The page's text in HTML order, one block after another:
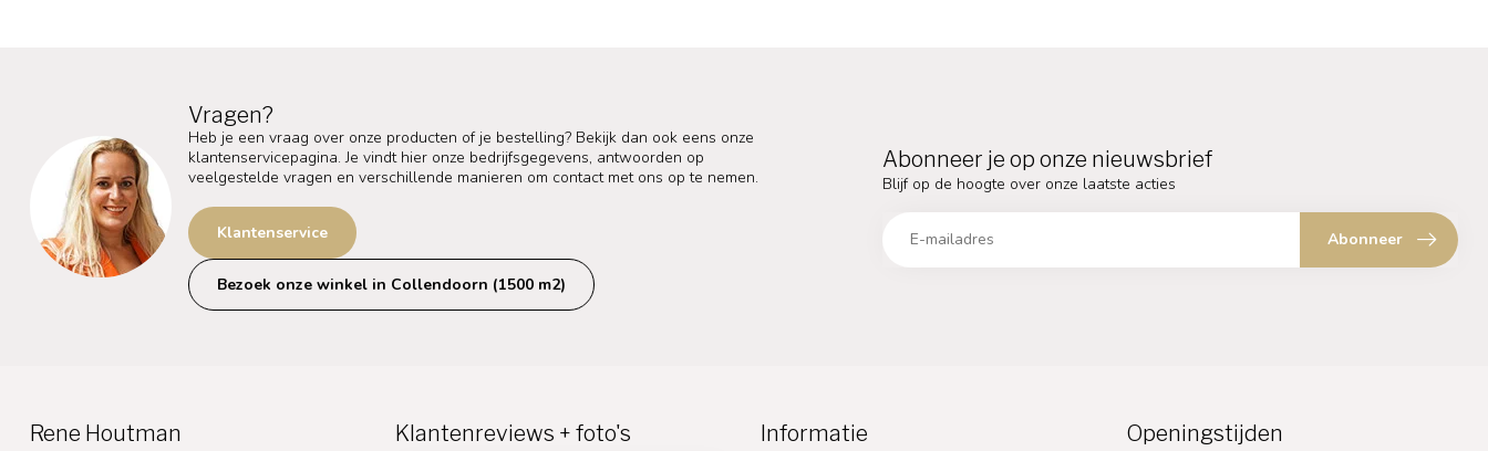
Vragen?
Heb je een vraag over onze producten of je bestelling? Bekijk dan ook eens onze
klantenservicepagina. Je vindt hier onze bedrijfsgegevens, antwoorden op
veelgestelde vragen en verschillende manieren om contact met ons op te nemen.
Klantenservice
Bezoek onze winkel in Collendoorn (1500 m2)
Abonneer je op onze nieuwsbrief
Blijf op de hoogte over onze laatste acties
Abonneer
Rene Houtman Klantenreviews + foto's Informatie Openingstijden